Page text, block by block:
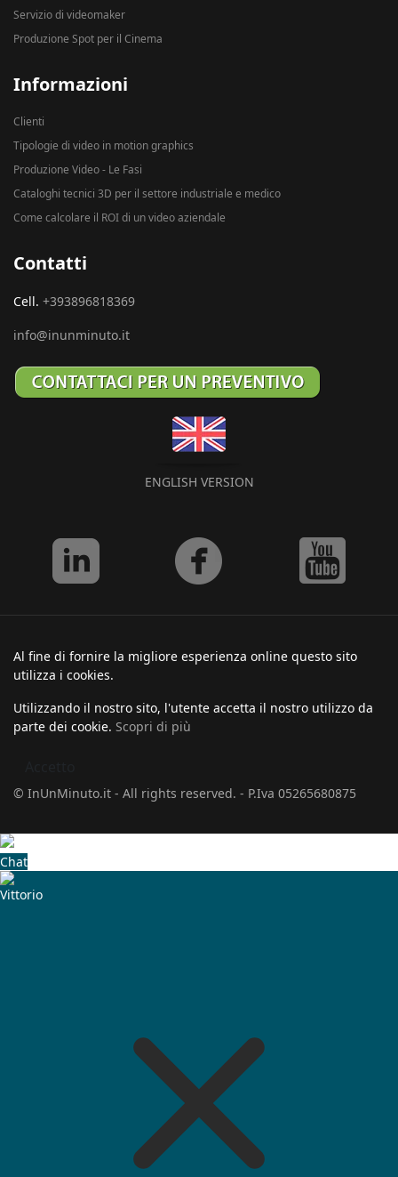
Servizio di videomaker
Produzione Spot per il Cinema
Informazioni
Clienti
Tipologie di video in motion graphics
Produzione Video - Le Fasi
Cataloghi tecnici 3D per il settore industriale e medico
Come calcolare il ROI di un video aziendale
Contatti
Cell. +393896818369
info@inunminuto.it
ENGLISH VERSION
Al fine di fornire la migliore esperienza online questo sito
utilizza i cookies.
Utilizzando il nostro sito, l'utente accetta il nostro utilizzo da
parte dei cookie. Scopri di più
© InUnMinuto.it - All rights reserved. - P.Iva 05265680875
Chat
Vittorio